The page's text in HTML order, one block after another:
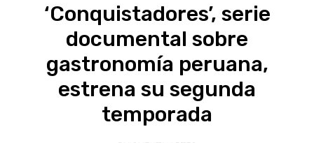
‘Conquistadores’, serie
documental sobre
gastronomía peruana,
estrena su segunda
temporada